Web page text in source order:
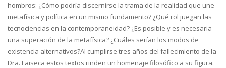
hombros: ¿Cómo podría discernirse la trama de la realidad que une
metafísica y política en un mismo fundamento? ¿Qué rol juegan las
tecnociencias en la contemporaneidad? ¿Es posible y es necesaria
una superación de la metafísica? ¿Cuáles serían los modos de
existencia alternativos?Al cumplirse tres años del fallecimiento de la
Dra. Laiseca estos textos rinden un homenaje filosófico a su figura.